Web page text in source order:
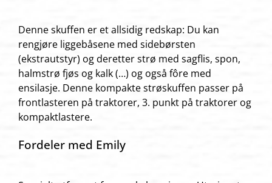
Denne skuffen er et allsidig redskap: Du kan
rengjøre liggebåsene med sidebørsten
(ekstrautstyr) og deretter strø med sagflis, spon,
halmstrø fjøs og kalk (…) og også fôre med
ensilasje. Denne kompakte strøskuffen passer på
frontlasteren på traktorer, 3. punkt på traktorer og
kompaktlastere.
Fordeler med Emily